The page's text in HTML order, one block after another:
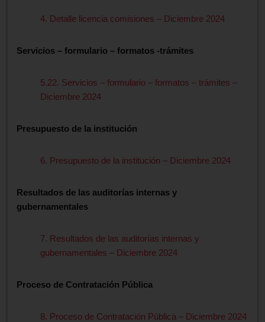
4. Detalle licencia comisiones – Diciembre 2024
Servicios – formulario – formatos -trámites
5.22. Servicios – formulario – formatos – trámites –
Diciembre 2024
Presupuesto de la institución
6. Presupuesto de la institución – Diciembre 2024
Resultados de las auditorías internas y
gubernamentales
7. Resultados de las auditorías internas y
gubernamentales – Diciembre 2024
Proceso de Contratación Pública
8. Proceso de Contratación Pública – Diciembre 2024